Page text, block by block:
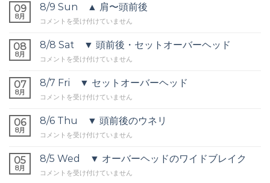
09
8月
8/9 Sun ▲ 肩〜頭前後
8/9
▲
肩〜
頭
後
コメントを受け付けていません
08
8月
8/8 Sat ▼ 頭前後・セットオーバーヘッド
8/8
▼
頭
前
セ
ト
ー
バ
コメントを受け付けていません
07
8月
8/7 Fri ▼ セットオーバーヘッド
8/7
▼
セ
ッ
オ
バ
コメントを受け付けていません
06
8月
8/6 Thu ▼ 頭前後のウネリ
8/6
▼
頭
前
コメントを受け付けていません
05
8月
8/5 Wed ▼ オーバーヘッドのワイドブレイク
8/5
コメントを受け付けていません